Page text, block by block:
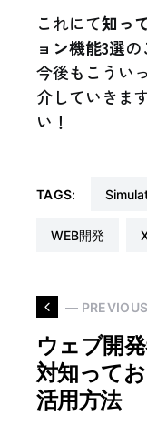
これにて知っ
ョン機能3選の
今後もこうい
介していきま
い！
TAGS:
WEB開発
—
ウェブ開
対知って
活用方法